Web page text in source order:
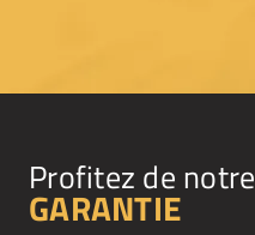
Profitez de notre
GARANTIE